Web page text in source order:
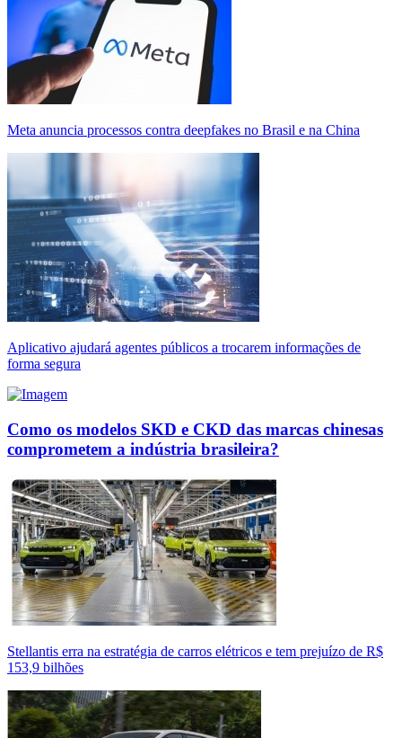
Meta anuncia processos contra deepfakes no Brasil e na China
Aplicativo ajudará agentes públicos a trocarem informações de
forma segura
Como os modelos SKD e CKD das marcas chinesas
comprometem a indústria brasileira?
Stellantis erra na estratégia de carros elétricos e tem prejuízo de R$
153,9 bilhões